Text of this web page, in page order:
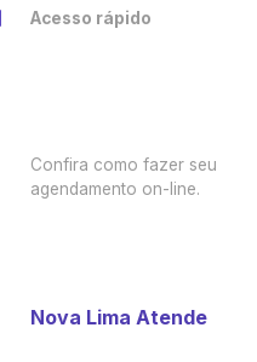
Acesso rápido
Confira como fazer seu
agendamento on-line.
Nova Lima Atende